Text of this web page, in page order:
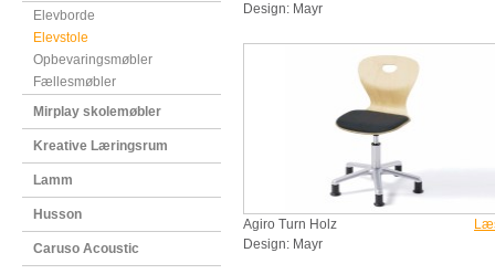
Elevborde
Elevstole
Opbevaringsmøbler
Fællesmøbler
Mirplay skolemøbler
Kreative Læringsrum
Lamm
Husson
Caruso Acoustic
Design: Mayr
Agiro Turn Holz
Design: Mayr